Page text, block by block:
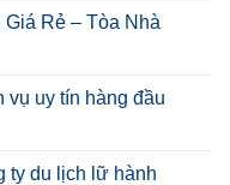
Rẻ – Tòa Nhà
vụ uy tín hàng đầu
ty du lịch lữ hành